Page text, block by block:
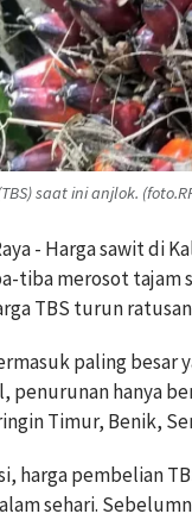
saat ini anjlok.
- Harga sawit di
tiba merosot tajam
TBS turun
paling besar
penurunan hanya
Timur, Benik,
harga pembelian
sehari.